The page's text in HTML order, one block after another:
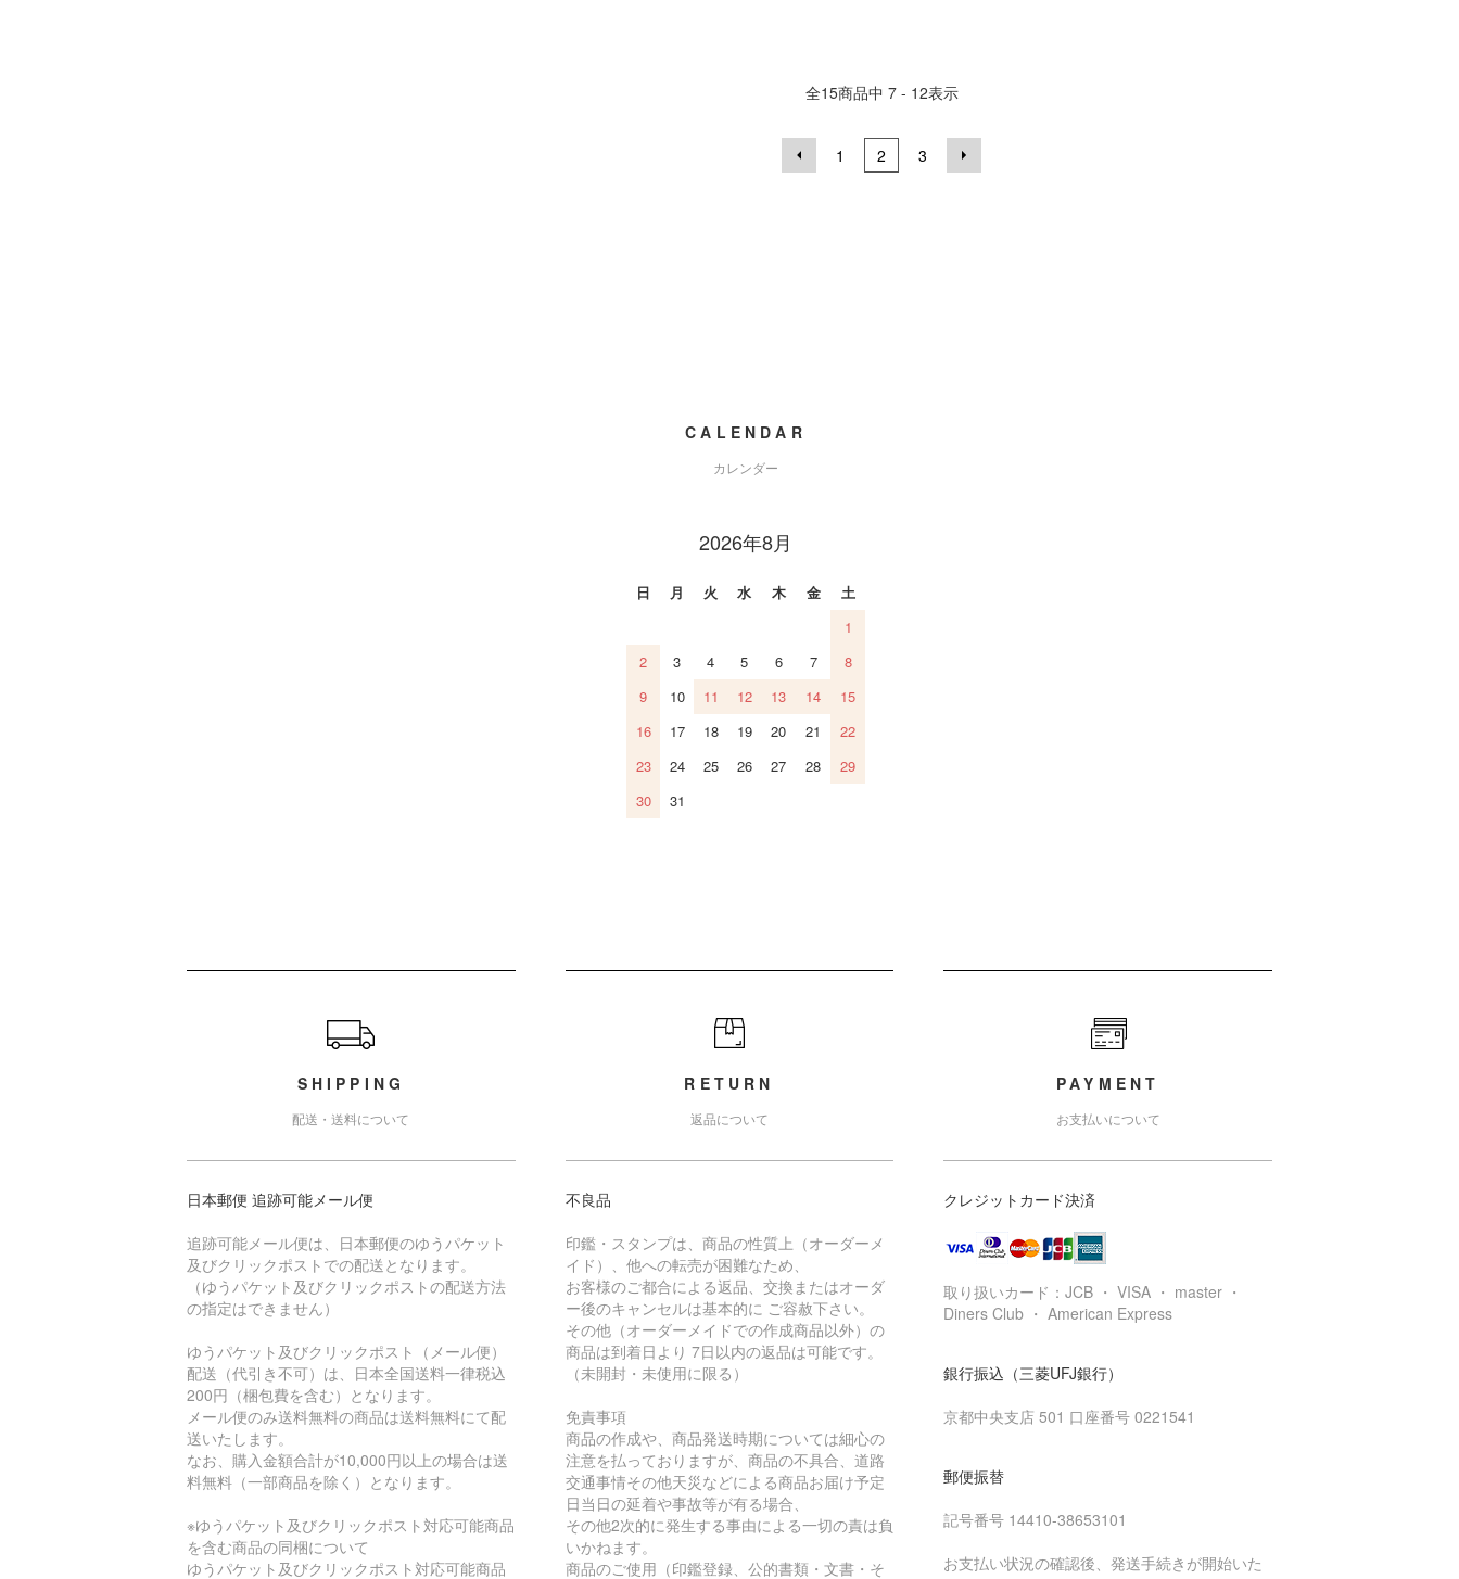
全15商品中 7 - 12表示
1 2 3
CALENDAR
カレンダー
2026年8月
日 月 火 水 木 金
土
1
2
3 4 5 6 7
8
9
10 11 12 13 14
15
16
17 18 19 20 21
22
23
24 25 26 27 28
29
30
31
SHIPPING
配送・送料について
日本郵便 追跡可能メール便
追跡可能メール便は、日本郵便のゆうパケット
及びクリックポストでの配送となります。
（ゆうパケット及びクリックポストの配送方法
の指定はできません）
ゆうパケット及びクリックポスト（メール便）
配送（代引き不可）は、日本全国送料一律税込
200円（梱包費を含む）となります。
メール便のみ送料無料の商品は送料無料にて配
送いたします。
なお、購入金額合計が10,000円以上の場合は送
料無料（一部商品を除く）となります。
※ゆうパケット及びクリックポスト対応可能商品
を含む商品の同梱について
ゆうパケット及びクリックポスト対応可能商品
RETURN
返品について
不良品
印鑑・スタンプは、商品の性質上（オーダーメ
イド）、他への転売が困難なため、
お客様のご都合による返品、交換またはオーダ
ー後のキャンセルは基本的に ご容赦下さい。
その他（オーダーメイドでの作成商品以外）の
商品は到着日より 7日以内の返品は可能です。
（未開封・未使用に限る）
免責事項
商品の作成や、商品発送時期については細心の
注意を払っておりますが、商品の不具合、道路
交通事情その他天災などによる商品お届け予定
日当日の延着や事故等が有る場合、
その他2次的に発生する事由による一切の責は負
いかねます。
商品のご使用（印鑑登録、公的書類・文書・そ
PAYMENT
お支払いについて
クレジットカード決済
取り扱いカード：JCB ・ VISA ・ master ・
Diners Club ・ American Express
銀行振込（三菱UFJ銀行）
京都中央支店 501 口座番号 0221541
郵便振替
記号番号 14410-38653101
お支払い状況の確認後、発送手続きが開始いた